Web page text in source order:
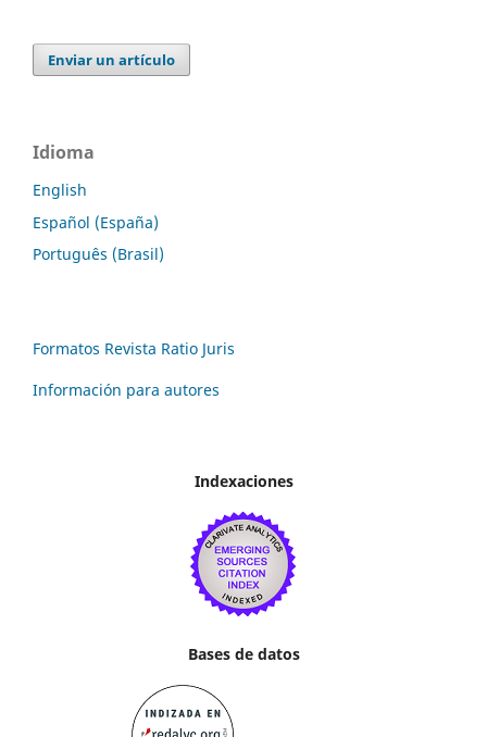
Enviar un artículo
Idioma
English
Español (España)
Português (Brasil)
Formatos Revista Ratio Juris
Información para autores
Indexaciones
Bases de datos